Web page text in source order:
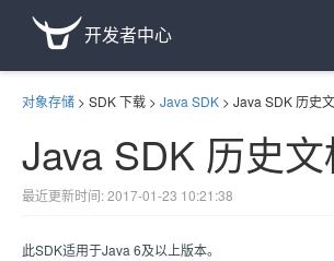
开发者中心
对象存储 > SDK 下载 > Java SDK > Java SDK 历史
Java SDK 历史文
最近更新时间: 2017-01-23 10:21:38
此SDK适用于Java 6及以上版本。